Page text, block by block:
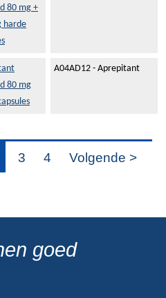
80 mg +
harde
80 mg
A04AD12 - Aprepitant
3 4 Volgende >
goed